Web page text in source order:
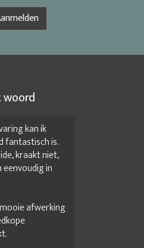
woord
kan ik
fantastisch is.
kraakt niet,
eenvoudig in
afwerking